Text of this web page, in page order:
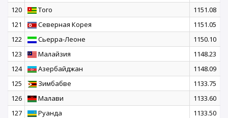
120
Того
1151.08
121
Северная Корея
1151.05
122
Сьерра-Леоне
1150.10
123
Малайзия
1148.23
124
Азербайджан
1148.09
125
Зимбабве
1133.75
126
Малави
1133.60
127
Руанда
1133.50